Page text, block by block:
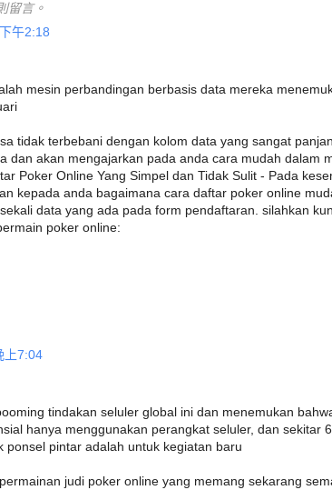
留言。
午2:18
mesin perbandingan berbasis data mereka
tidak terbebani dengan kolom data yang sangat
dan akan mengajarkan pada anda cara mudah dalam
Poker Online Yang Simpel dan Tidak Sulit - Pada
kepada anda bagaimana cara daftar poker online
data yang ada pada form pendaftaran. silahkan
poker online:
上7:04
tindakan seluler global ini dan menemukan
hanya menggunakan perangkat seluler, dan sekitar
ponsel pintar adalah untuk kegiatan baru
judi poker online yang memang sekarang